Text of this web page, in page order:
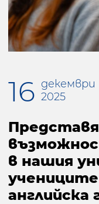
16 декември
2025
в нашия
английска